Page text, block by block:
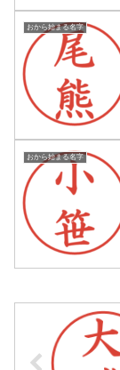
おから始まる名字
おから始まる名字